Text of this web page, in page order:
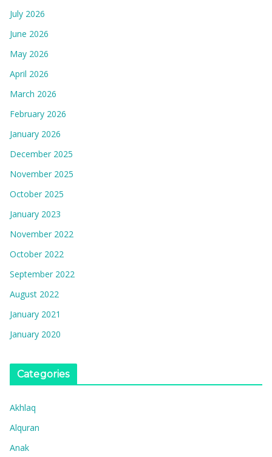
July 2026
June 2026
May 2026
April 2026
March 2026
February 2026
January 2026
December 2025
November 2025
October 2025
January 2023
November 2022
October 2022
September 2022
August 2022
January 2021
January 2020
Categories
Akhlaq
Alquran
Anak